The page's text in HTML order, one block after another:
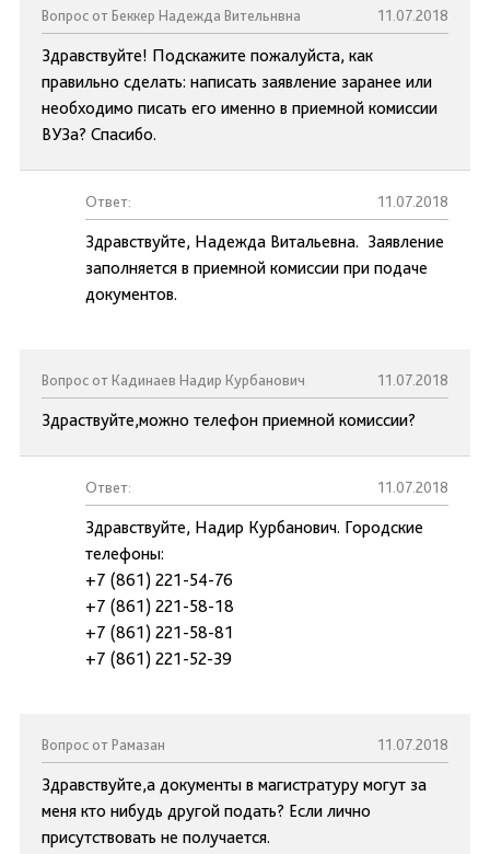
Вопрос от Беккер Надежда Вительнвна 11.07.2018
Здравствуйте! Подскажите пожалуйста, как
правильно сделать: написать заявление заранее или
необходимо писать его именно в приемной комиссии
ВУЗа? Спасибо.
Ответ: 11.07.2018
Здравствуйте, Надежда Витальевна. Заявление
заполняется в приемной комиссии при подаче
документов.
Вопрос от Кадинаев Надир Курбанович 11.07.2018
Здраствуйте,можно телефон приемной комиссии?
Ответ: 11.07.2018
Здравствуйте, Надир Курбанович. Городские
телефоны:
+7 (861) 221-54-76
+7 (861) 221-58-18
+7 (861) 221-58-81
+7 (861) 221-52-39
Вопрос от Рамазан 11.07.2018
Здравствуйте,а документы в магистратуру могут за
меня кто нибудь другой подать? Если лично
присутствовать не получается.